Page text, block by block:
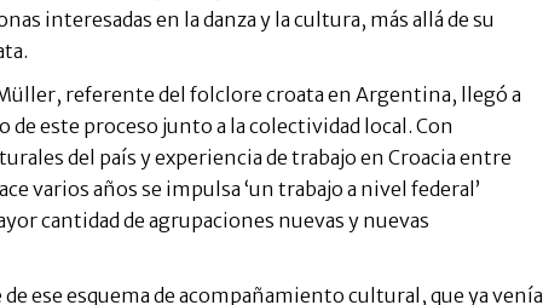
interesadas en la danza y la cultura, más allá de su
referente del folclore croata en Argentina, llegó a
de este proceso junto a la colectividad local. Con
del país y experiencia de trabajo en Croacia entre
varios años se impulsa ‘un trabajo a nivel federal’
cantidad de agrupaciones nuevas y nuevas
ese esquema de acompañamiento cultural, que ya venía